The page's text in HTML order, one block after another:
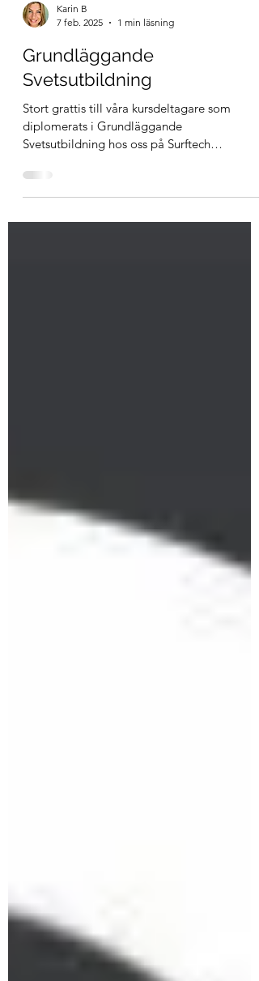
7 feb. 2025
1 min läsning
Grundläggande
Svetsutbildning
Stort grattis till våra kursdeltagare som
Svetsutbildning hos oss på Surftech
Engineering! I utbildningen...